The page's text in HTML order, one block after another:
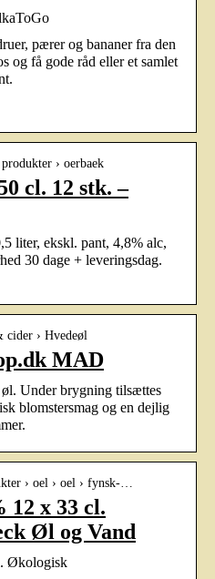
pærer og bananer fra den
få gode råd eller et samlet
› oerbaek
cl. 12 stk. –
liter, ekskl. pant, 4,8% alc,
30 dage + leveringsdag.
› Hvedeøl
MAD
Under brygning tilsættes
blomstersmag og en dejlig
› oel › oel › fynsk-…
12 x 33 cl.
Øl og Vand
Økologisk